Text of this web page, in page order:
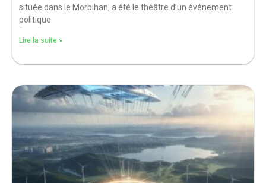
située dans le Morbihan, a été le théâtre d’un événement
politique
Lire la suite »